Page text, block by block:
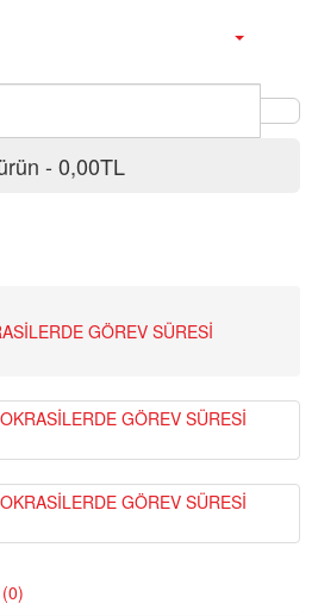
- 0,00TL
GÖREV SÜRESİ